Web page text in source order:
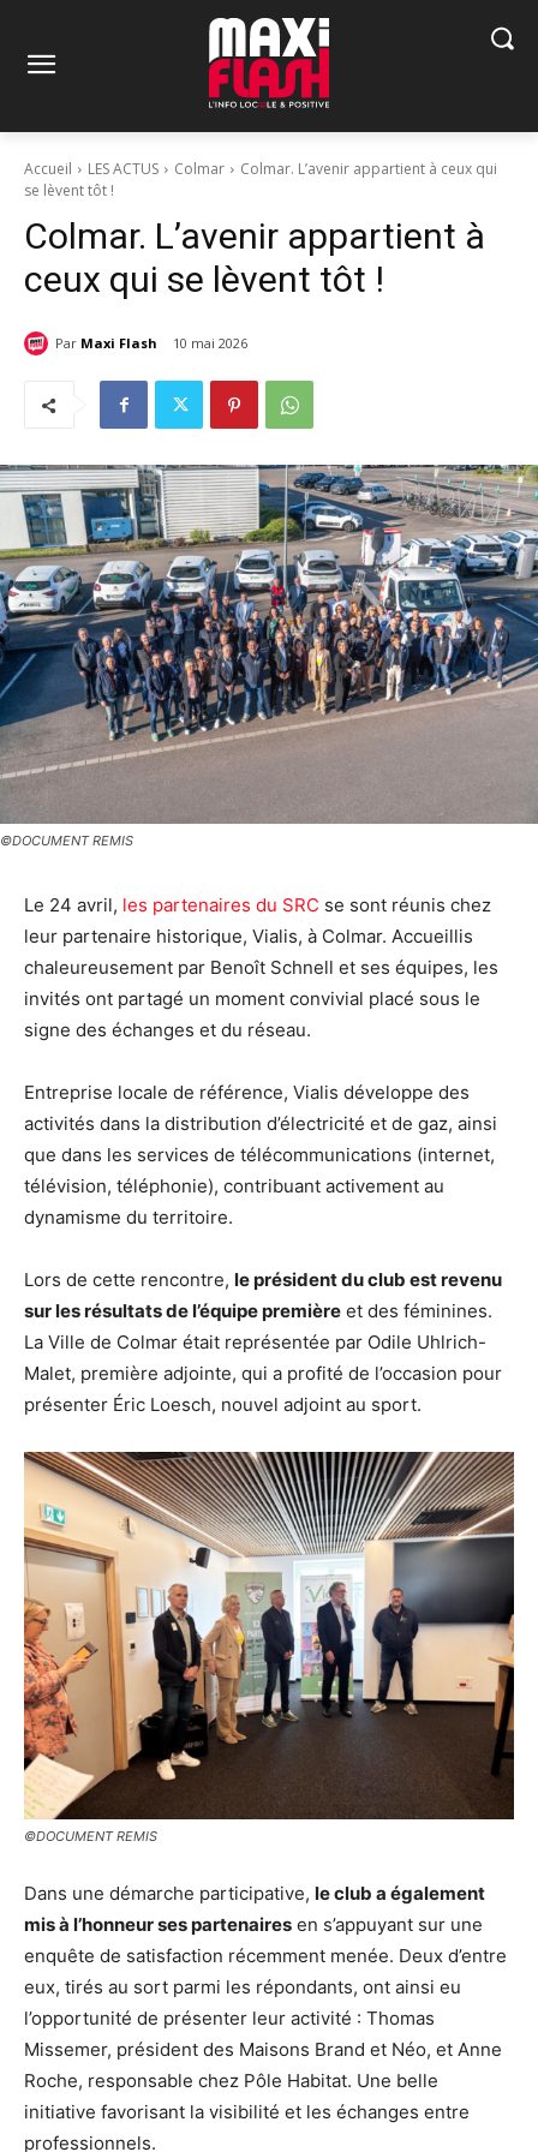
Accueil LES ACTUS Colmar
Colmar. L’avenir appartient à ceux qui
se lèvent tôt !
Colmar. L’avenir appartient à
ceux qui se lèvent tôt !
Par Maxi Flash 10 mai 2026
©DOCUMENT REMIS
Le 24 avril, les partenaires du SRC se sont réunis chez
leur partenaire historique, Vialis, à Colmar. Accueillis
chaleureusement par Benoît Schnell et ses équipes, les
invités ont partagé un moment convivial placé sous le
signe des échanges et du réseau.
Entreprise locale de référence, Vialis développe des
activités dans la distribution d’électricité et de gaz, ainsi
que dans les services de télécommunications (internet,
télévision, téléphonie), contribuant activement au
dynamisme du territoire.
Lors de cette rencontre, le président du club est revenu
sur les résultats de l’équipe première et des féminines.
La Ville de Colmar était représentée par Odile Uhlrich-
Malet, première adjointe, qui a profité de l’occasion pour
présenter Éric Loesch, nouvel adjoint au sport.
©DOCUMENT REMIS
Dans une démarche participative, le club a également
mis à l’honneur ses partenaires en s’appuyant sur une
enquête de satisfaction récemment menée. Deux d’entre
eux, tirés au sort parmi les répondants, ont ainsi eu
l’opportunité de présenter leur activité : Thomas
Missemer, président des Maisons Brand et Néo, et Anne
Roche, responsable chez Pôle Habitat. Une belle
initiative favorisant la visibilité et les échanges entre
professionnels.